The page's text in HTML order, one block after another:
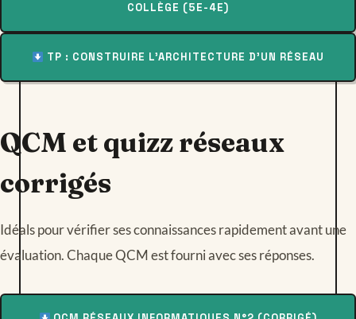
COLLÈGE (5E-4E)
TP : CONSTRUIRE L’ARCHITECTURE D’UN RÉSEAU
QCM et quizz réseaux
corrigés
Idéals pour vérifier ses connaissances rapidement avant une
évaluation. Chaque QCM est fourni avec ses réponses.